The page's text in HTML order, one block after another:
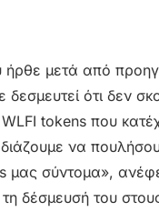
ήρθε μετά από
ότι δεν
WLFI tokens που
να
μας σύντομα»,
δέσμευσή του